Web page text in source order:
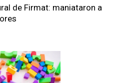
de Firmat: maniataron a